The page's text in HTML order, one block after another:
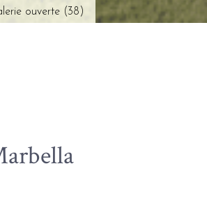
ouverte (38)